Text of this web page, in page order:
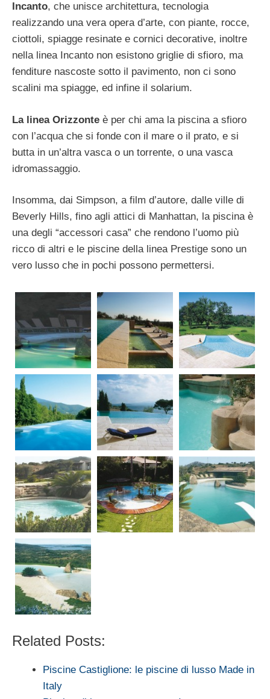
Incanto, che unisce architettura, tecnologia
realizzando una vera opera d’arte, con piante, rocce,
ciottoli, spiagge resinate e cornici decorative, inoltre
nella linea Incanto non esistono griglie di sfioro, ma
fenditure nascoste sotto il pavimento, non ci sono
scalini ma spiagge, ed infine il solarium.
La linea Orizzonte è per chi ama la piscina a sfioro
con l’acqua che si fonde con il mare o il prato, e si
butta in un’altra vasca o un torrente, o una vasca
idromassaggio.
Insomma, dai Simpson, a film d’autore, dalle ville di
Beverly Hills, fino agli attici di Manhattan, la piscina è
una degli “accessori casa” che rendono l’uomo più
ricco di altri e le piscine della linea Prestige sono un
vero lusso che in pochi possono permettersi.
Related Posts:
Piscine Castiglione: le piscine di lusso Made in
Italy